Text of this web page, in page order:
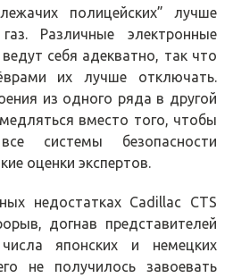
полицейских” лучше
Различные электронные
себя адекватно, так что
их лучше отключать.
из одного ряда в другой
вместо того, чтобы
системы безопасности
оценки экспертов.
недостатках Cadillac CTS
догнав представителей
японских и немецких
не получилось завоевать